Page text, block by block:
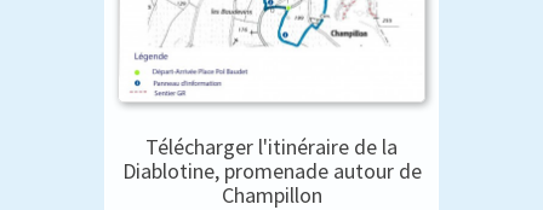
Télécharger l'itinéraire de la
Diablotine, promenade autour de
Champillon